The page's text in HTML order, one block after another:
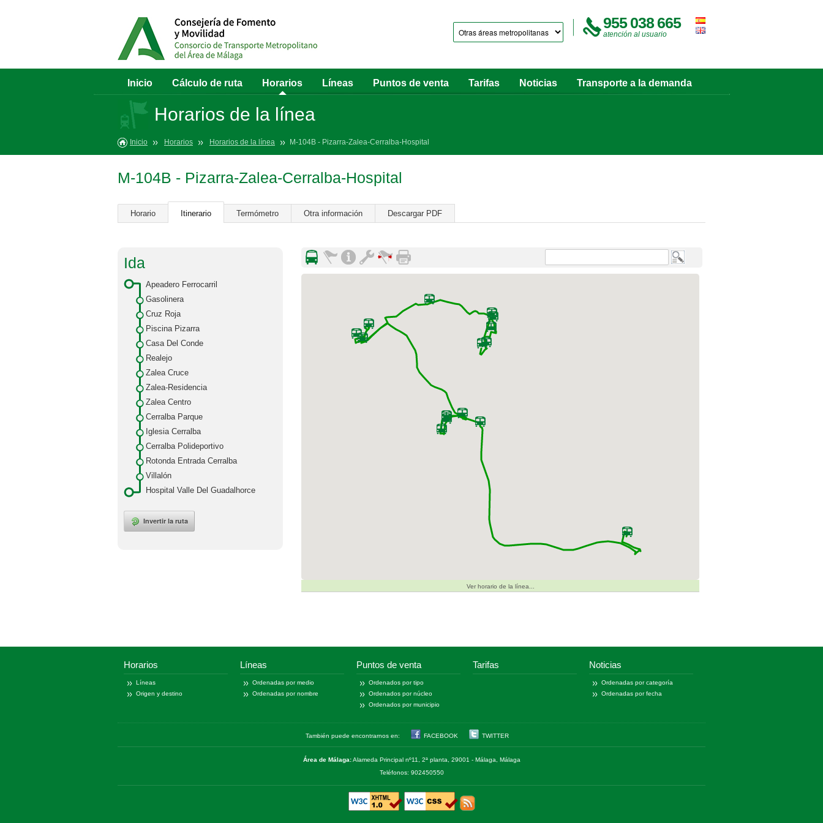
955 038 665
atención al usuario
Inicio Cálculo de ruta Horarios Líneas Puntos de venta Tarifas Noticias Transporte a la demanda
Horarios de la línea
Inicio Horarios Horarios de la línea M-104B - Pizarra-Zalea-Cerralba-Hospital
M-104B - Pizarra-Zalea-Cerralba-Hospital
Horario Itinerario Termómetro Otra información Descargar PDF
Ida
Apeadero Ferrocarril
Gasolinera
Cruz Roja
Piscina Pizarra
Casa Del Conde
Realejo
Zalea Cruce
Zalea-Residencia
Zalea Centro
Cerralba Parque
Iglesia Cerralba
Cerralba Polideportivo
Rotonda Entrada Cerralba
Villalón
Hospital Valle Del Guadalhorce
Invertir la ruta
Ver horario de la línea...
Horarios
Líneas
Origen y destino
Líneas
Ordenadas por medio
Ordenadas por nombre
Puntos de venta
Ordenados por tipo
Ordenados por núcleo
Ordenados por municipio
Tarifas Noticias
Ordenadas por categoría
Ordenadas por fecha
También puede encontrarnos en: FACEBOOK TWITTER
Área de Málaga:Alameda Principal nº11, 2ª planta, 29001 - Málaga, Málaga
Teléfonos: 902450550